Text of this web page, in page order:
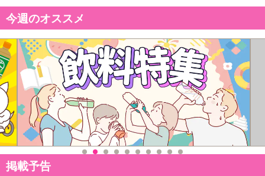
によるお申込み後のキャンセル・返品交換は対応いたしかねます。
※お支払い方法は、電話料金合算払い、クレジットカード払い、dポ
イントがご利用いただけます。
【発送・お届け・商品について】
※お申込み頂きました商品の同梱、お届けの日時指定はいたしかね
ます。
※お客様のご都合でお受取りいただけない場合、商品の再発送や返
金はいたしかねます。
また、お届け日時のご指定は、お受けできません。宅配業者からの
不在票にてご対応ください。
今週のオススメ
掲載予告